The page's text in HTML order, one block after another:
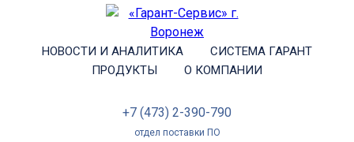
НОВОСТИ И АНАЛИТИКА
СИСТЕМА ГАРАНТ
ПРОДУКТЫ
О КОМПАНИИ
+7 (473) 2-390-790
отдел поставки ПО